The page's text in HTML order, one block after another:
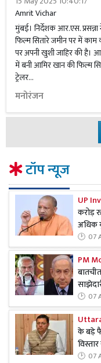
Amrit Vichar
मुंबई। निर्देशक आर.एस.
फिल्म सितारे जमीन पर में
पर अपनी खुशी जाहिर की है।
में बनी आमिर खान की फिल्म
ट्रेलर...
मनोरंजन
टॉप न्यूज
UP
करोड़
अधिक
07
PM
07
के बड़े
07